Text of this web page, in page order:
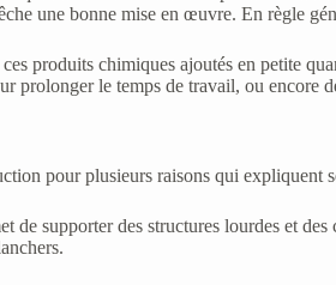
une bonne mise en œuvre. En règle
produits chimiques ajoutés en petite
prolonger le temps de travail, ou encore
pour plusieurs raisons qui expliquent
de supporter des structures lourdes et